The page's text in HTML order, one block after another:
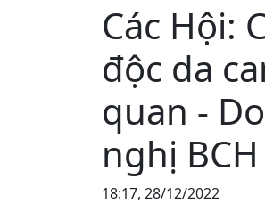
Các Hội:
độc da
quan -
nghị BCH
18:17, 28/12/2022